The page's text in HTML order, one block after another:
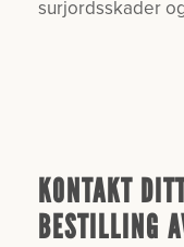
surjordsskader
KONTAKT
BESTILLING